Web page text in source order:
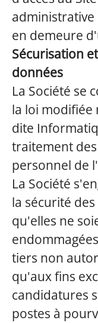
en demeure
Sécurisation
données
La Société se
la loi modifiée
dite
traitement
personnel de
La Société
la sécurité
qu'elles ne
tiers non
qu'aux fins
candidatures
postes à